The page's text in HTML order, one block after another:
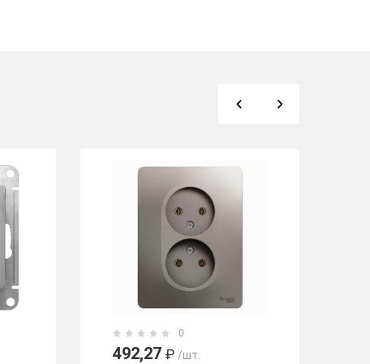
0
492,27 ₽ /шт.